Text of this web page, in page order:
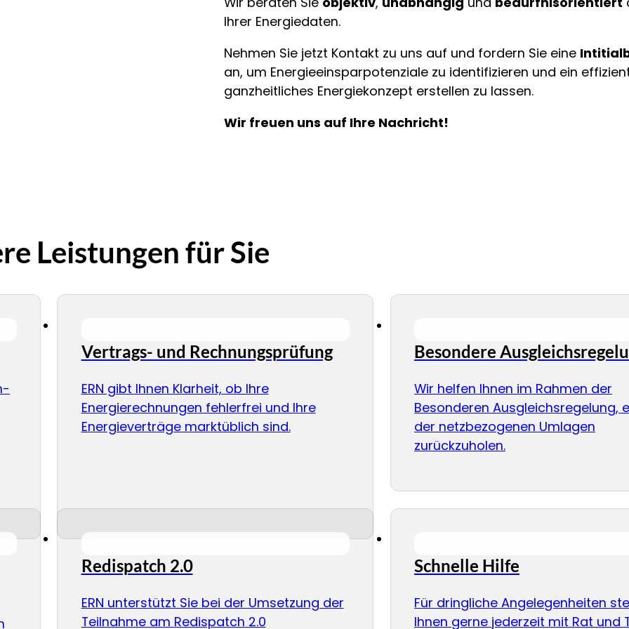
Ihrer Energiedaten.
Nehmen Sie jetzt Kontakt zu uns auf und fordern Sie eine
an, um Energieeinsparpotenziale zu identifizieren und ein
ganzheitliches Energiekonzept erstellen zu lassen.
Wir freuen uns auf Ihre Nachricht!
Leistungen für Sie
Vertrags- und Rechnungsprüfung
ERN gibt Ihnen Klarheit, ob Ihre
Energierechnungen fehlerfrei und Ihre
Energieverträge marktüblich sind.
Besondere
Wir helfen Ihnen im Rahmen der
Besonderen Ausgleichsregelung,
der netzbezogenen Umlagen
zurückzuholen.
Redispatch 2.0
ERN unterstützt Sie bei der Umsetzung der
Teilnahme am Redispatch 2.0
Schnelle Hilfe
Für dringliche Angelegenheiten
Ihnen gerne jederzeit mit Rat und